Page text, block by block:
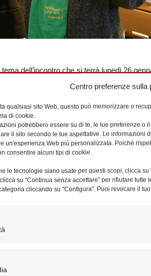
Centro preferenze sulla
qualsiasi sito Web, questo può memorizzare o
di cookie.
potrebbero essere su di te, le tue preferenze o
il sito secondo le tue aspettative. Le informazioni
un'esperienza Web più personalizzata. Poiché
consentire alcuni tipi di cookie.
le tecnologie siano usate per questi scopi, clicca
su "Continua senza accettare" per rifiutare
cliccando su "Configura". Puoi revocare il
dell’incontro che si terrà lunedì 26
a Ripa, a Trastevere.
centrale per la vita cristiana, è inserita nel
affronta i fondamenti necessari per
irriducibili.
fede e la sua incarnazione concreta nella
dell’Ufficio Cultura della diocesi di Roma,
francescanesimo presso la Pontificia
del Vicariato di Roma.